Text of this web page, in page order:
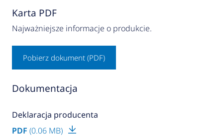
Karta PDF
Najważniejsze informacje o produkcie.
Pobierz dokument (PDF)
Dokumentacja
Deklaracja producenta
PDF (0.06 MB)